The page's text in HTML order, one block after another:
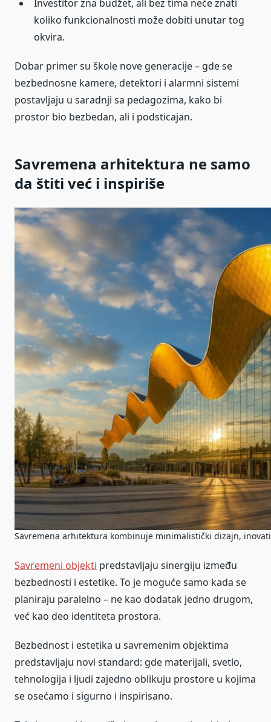
Investitor zna budžet, ali bez tima neće znati
koliko funkcionalnosti može dobiti unutar tog
okvira.
Dobar primer su škole nove generacije – gde se
bezbednosne kamere, detektori i alarmni sistemi
postavljaju u saradnji sa pedagozima, kako bi
prostor bio bezbedan, ali i podsticajan.
Savremena arhitektura ne samo
da štiti već i inspiriše
Savremena arhitektura kombinuje minimalistički dizajn,
Savremeni objekti predstavljaju sinergiju između
bezbednosti i estetike. To je moguće samo kada se
planiraju paralelno – ne kao dodatak jedno drugom,
već kao deo identiteta prostora.
Bezbednost i estetika u savremenim objektima
predstavljaju novi standard: gde materijali, svetlo,
tehnologija i ljudi zajedno oblikuju prostore u kojima
se osećamo i sigurno i inspirisano.